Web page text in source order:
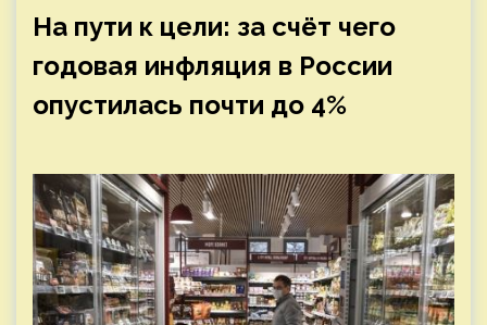
На пути к цели: за счёт чего
годовая инфляция в России
опустилась почти до 4%